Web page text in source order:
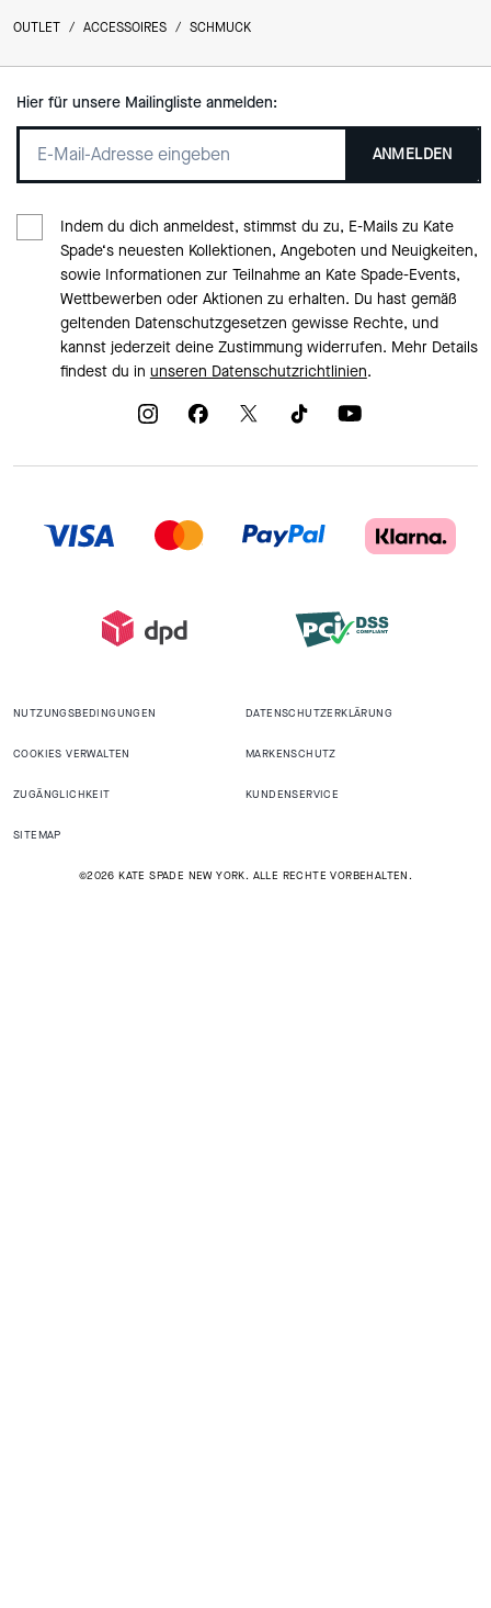
OUTLET / ACCESSOIRES / SCHMUCK
Hier für unsere Mailingliste anmelden:
ANMELDEN
Indem du dich anmeldest, stimmst du zu, E-Mails zu Kate
Spade‘s neuesten Kollektionen, Angeboten und Neuigkeiten,
sowie Informationen zur Teilnahme an Kate Spade-Events,
Wettbewerben oder Aktionen zu erhalten. Du hast gemäß
geltenden Datenschutzgesetzen gewisse Rechte, und
kannst jederzeit deine Zustimmung widerrufen. Mehr Details
findest du in unseren Datenschutzrichtlinien.
NUTZUNGSBEDINGUNGEN DATENSCHUTZERKLÄRUNG
COOKIES VERWALTEN MARKENSCHUTZ
ZUGÄNGLICHKEIT KUNDENSERVICE
SITEMAP
©2026 KATE SPADE NEW YORK. ALLE RECHTE VORBEHALTEN.